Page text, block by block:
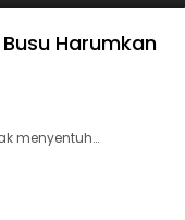
Harumkan
menyentuh…